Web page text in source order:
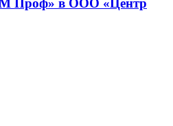
Проф» в ООО «Центр